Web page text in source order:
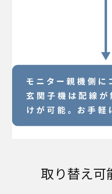
取り替え可